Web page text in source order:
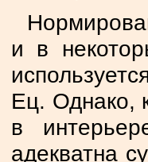
и в
Ец. Однако,
в
адекватна